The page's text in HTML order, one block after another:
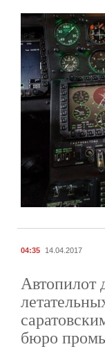
04:35 14.04.2017
Автопилот
бюро